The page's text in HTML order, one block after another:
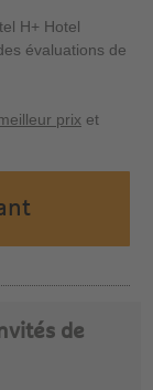
H+ Hotel
évaluations de
prix et
de